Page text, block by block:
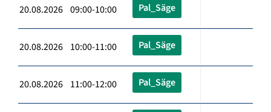
20.08.2026 09:00-10:00 Pal_Säge
20.08.2026 10:00-11:00 Pal_Säge
20.08.2026 11:00-12:00 Pal_Säge